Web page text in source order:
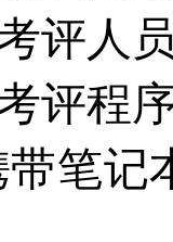
评人
评程
笔记